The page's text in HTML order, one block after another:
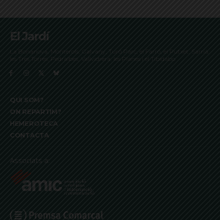
El Jardí
La Bonanova, Monterols, Galvany, Turó Parc, el Farró, el Putxet, Sarrià,
les Tres Torres, Pedralbes, Vallvidrera, les Planes i el Tibidabo
QUI SOM?
ON REPARTIM?
HEMEROTECA
CONTACTA
Associats a: